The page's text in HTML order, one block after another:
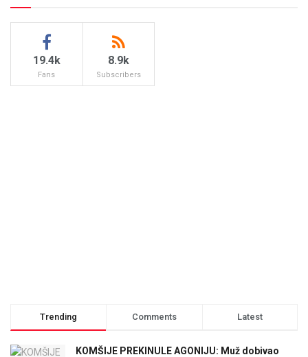
19.4k
Fans
8.9k
Subscribers
Trending Comments Latest
KOMŠIJE PREKINULE AGONIJU: Muž dobivao